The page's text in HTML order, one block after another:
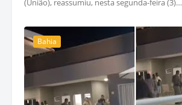
(União), reassumiu, nesta segunda-feira (3)…
Bahia